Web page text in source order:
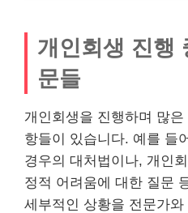
개인회생 진행
문들
개인회생을 진행하며 많
항들이 있습니다. 예를 들
경우의 대처법이나, 개인
정적 어려움에 대한 질문
세부적인 상황을 전문가